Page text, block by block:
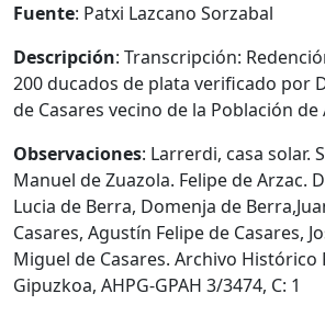
Fuente: Patxi Lazcano Sorzabal
Descripción: Transcripción:
200 ducados de plata verificado por
de Casares vecino de la Población de
Observaciones: Larrerdi, casa solar.
Manuel de Zuazola. Felipe de Arzac.
Lucia de Berra, Domenja de
Casares, Agustín Felipe de Casares,
Miguel de Casares. Archivo Histórico
Gipuzkoa, AHPG-GPAH 3/3474, C: 1